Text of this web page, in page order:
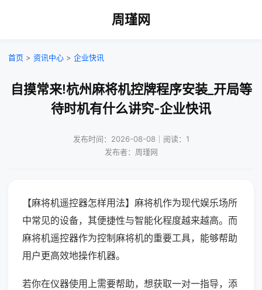
周瑾网
首页 > 资讯中心 > 企业快讯
自摸常来!杭州麻将机控牌程序安装_开局等
待时机有什么讲究-企业快讯
发布时间：2026-08-08｜阅读：1
发布者：周瑾网
【麻将机遥控器怎样用法】麻将机作为现代娱乐场所
中常见的设备，其便捷性与智能化程度越来越高。而
麻将机遥控器作为控制麻将机的重要工具，能够帮助
用户更高效地操作机器。
若你在仪器使用上需要帮助，想获取一对一指导，添